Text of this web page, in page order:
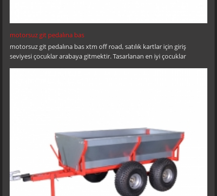
motorsuz git pedalına bas
motorsuz git pedalına bas xtm off road, satılık kartlar için giriş
seviyesi çocuklar arabaya gitmektir. Tasarlanan en iyi çocuklar